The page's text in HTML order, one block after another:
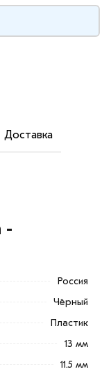
Доставка
-
Россия
Чёрный
Пластик
13 мм
11.5 мм